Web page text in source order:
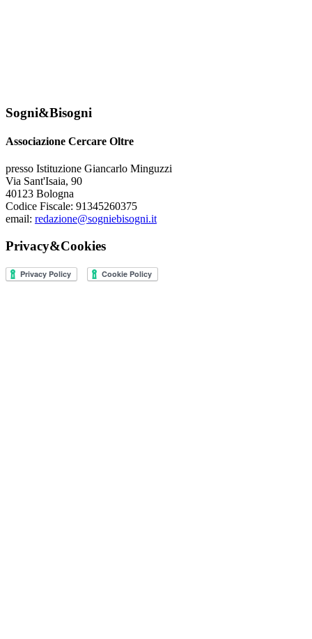
Sogni&Bisogni
Associazione Cercare Oltre
presso Istituzione Giancarlo Minguzzi
Via Sant'Isaia, 90
40123 Bologna
Codice Fiscale: 91345260375
email: redazione@sogniebisogni.it
Privacy&Cookies